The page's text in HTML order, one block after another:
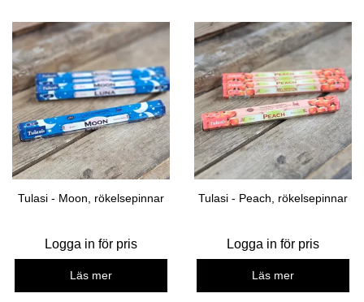
Tulasi - Moon, rökelsepinnar
Logga in för pris
Läs mer
Tulasi - Peach, rökelsepinnar
Logga in för pris
Läs mer